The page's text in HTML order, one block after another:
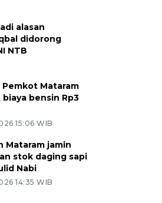
alasan
didorong
NTB
Pemkot Mataram
bensin Rp3
15:06 WIB
Mataram jamin
stok daging sapi
Nabi
14:35 WIB